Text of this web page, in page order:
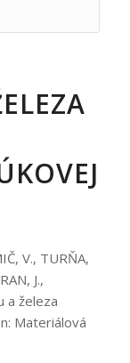
V., TURŇA,
J.,
a železa
Materiálová